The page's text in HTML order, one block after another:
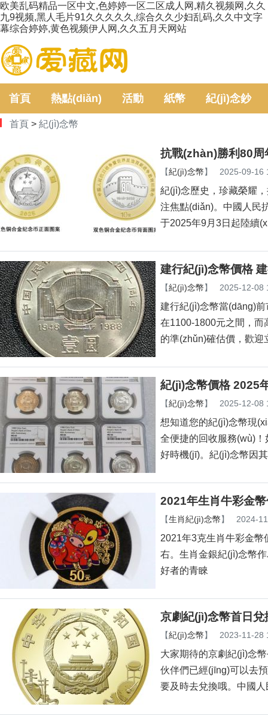
欧美乱码精品一区中文,色婷婷一区二区成人网,精久视频网,久久
九9视频,黑人毛片91久久久久久,综合久久少妇乱码,久久中文字
幕综合婷婷,黄色视频伊人网,久久五月天网站
首頁 熱點(diǎn) 活動 紙幣 紀(jì)念鈔
首頁 > 紀(jì)念幣
抗戰(zhàn)勝利80周
【紀(jì)念幣】 2025-09-16
紀(jì)念歷史，珍藏榮
注焦點(diǎn)。中國人民
于2025年9月3日起陸續
建行紀(jì)念幣價格
【紀(jì)念幣】 2025-12-08
建行紀(jì)念幣當(dāng)
在1100-1800元之間
的準(zhǔn)確估價，歡迎
紀(jì)念幣價格 2025
【紀(jì)念幣】 2025-12-08
想知道您的紀(jì)念幣現
全便捷的回收服務(wù)
好時機(jī)。紀(jì)念幣因其
2021年生肖牛彩金
【生肖紀(jì)念幣】 2024-
2021年3克生肖牛彩金
右。生肖金銀紀(jì)念幣
好者的青睞
京劇紀(jì)念幣首日
【紀(jì)念幣】 2023-11-28
大家期待的京劇紀(jì)念
伙伴們已經(jīng)可以去預
要及時去兌換哦。中